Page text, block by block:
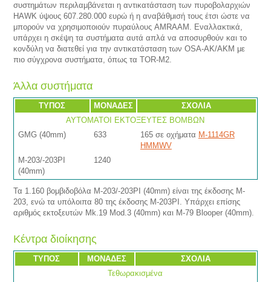
συστημάτων περιλαμβάνεται η αντικατάσταση των πυροβολαρχιών
HAWK ύψους 607.280.000 ευρώ ή η αναβάθμισή τους έτσι ώστε να
μπορούν να χρησιμοποιούν πυραύλους AMRAAM. Εναλλακτικά,
υπάρχει η σκέψη τα συστήματα αυτά απλά να αποσυρθούν και το
κονδύλη να διατεθεί για την αντικατάσταση των OSA-AK/ΑΚΜ με
πιο σύγχρονα συστήματα, όπως τα TOR-M2.
Άλλα συστήματα
ΤΥΠΟΣ ΜΟΝΑΔΕΣ
ΣΧΟΛΙΑ
ΑΥΤΟΜΑΤΟΙ ΕΚΤΟΞΕΥΤΕΣ ΒΟΜΒΩΝ
GMG (40mm)
633 165 σε οχήματα M-1114GR
HMMWV
M-203/-203PI
(40mm)
1240
Τα 1.160 βομβιδοβόλα M-203/-203PI (40mm) είναι της έκδοσης M-
203, ενώ τα υπόλοιπα 80 της έκδοσης M-203PI. Υπάρχει επίσης
αριθμός εκτοξευτών Mk.19 Mod.3 (40mm) και M-79 Blooper (40mm).
Κέντρα διοίκησης
ΤΥΠΟΣ ΜΟΝΑΔΕΣ
ΣΧΟΛΙΑ
Τεθωρακισμένα